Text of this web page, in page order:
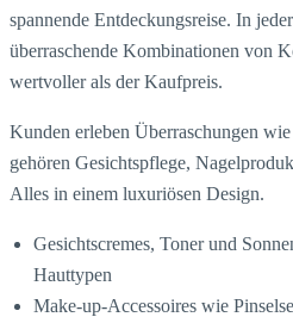
spannende Entdeckungsreise. In jeder
überraschende Kombinationen von
wertvoller als der Kaufpreis.
Kunden erleben Überraschungen
gehören Gesichtspflege,
Alles in einem luxuriösen Design.
Gesichtscremes, Toner und
Hauttypen
Make-up-Accessoires wie